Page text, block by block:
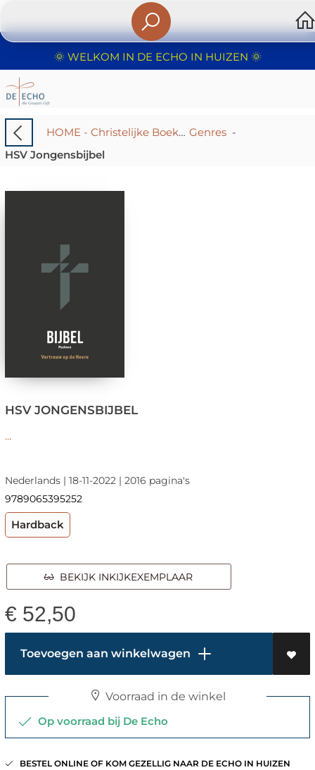
🌞 WELKOM IN DE ECHO IN HUIZEN 🌞
HOME - Christelijke Boekhandel De Echo – Huizen | Boeken & Cadeaus Genres-
HSV Jongensbijbel
HSV JONGENSBIJBEL
...
Nederlands | 18-11-2022 | 2016 pagina's
9789065395252
Hardback
BEKIJK INKIJKEXEMPLAAR
€ 52,50
Toevoegen aan winkelwagen
Voorraad in de winkel
Op voorraad bij De Echo
BESTEL ONLINE OF KOM GEZELLIG NAAR DE ECHO IN HUIZEN